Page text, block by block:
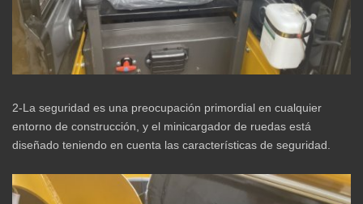
2-La seguridad es una preocupación primordial en cualquier
entorno de construcción, y el minicargador de ruedas está
diseñado teniendo en cuenta las características de seguridad.